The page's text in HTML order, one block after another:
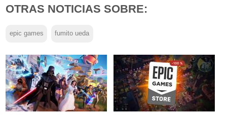
OTRAS NOTICIAS SOBRE:
epic games fumito ueda